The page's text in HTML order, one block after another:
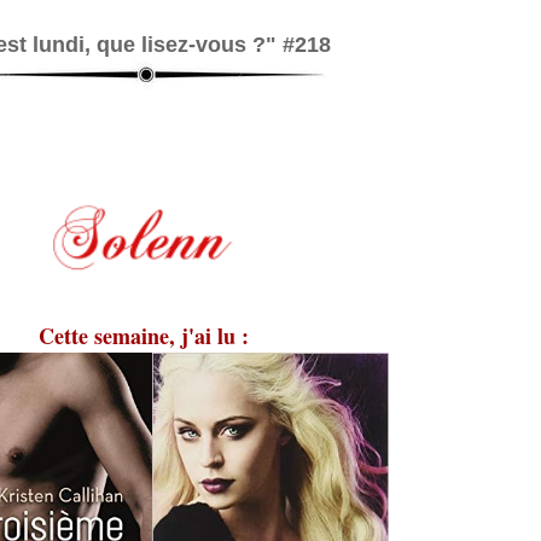
lundi, que lisez-vous ?" #218
Cette semaine, j'ai lu :